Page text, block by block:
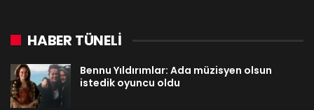
HABER TÜNELİ
Bennu Yıldırımlar: Ada müzisyen olsun
istedik oyuncu oldu